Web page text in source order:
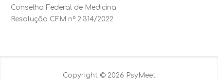
Conselho Federal de Medicina
Resolução CFM nº 2.314/2022
Copyright © 2026 PsyMeet